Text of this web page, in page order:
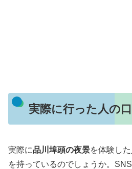
実際に行った人の
実際に品川埠頭の夜景を体験し
を持っているのでしょうか。